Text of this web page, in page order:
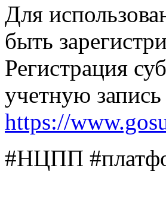
Для
быть
Регистрация
учетную
https://
#НЦПП